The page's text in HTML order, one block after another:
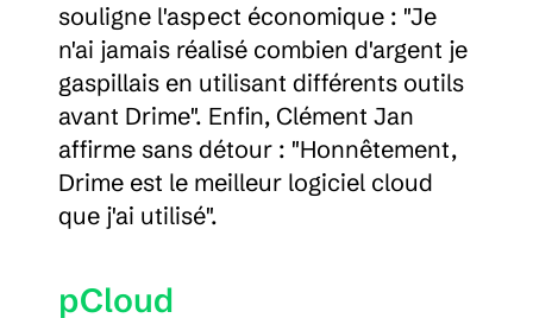
souligne l'aspect économique : "Je
n'ai jamais réalisé combien d'argent je
gaspillais en utilisant différents outils
avant Drime". Enfin, Clément Jan
affirme sans détour : "Honnêtement,
Drime est le meilleur logiciel cloud
que j'ai utilisé".
pCloud